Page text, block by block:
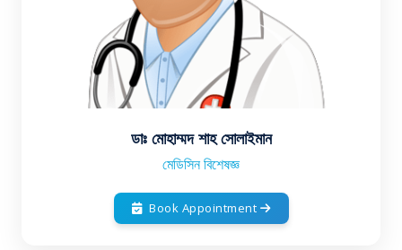
ডাঃ মোহাম্মদ শাহ সোলাইমান
মেডিসিন বিশেষজ্ঞ
Book Appointment